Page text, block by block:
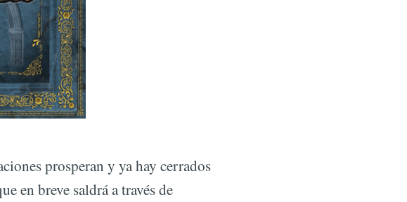
prosperan y ya hay cerrados
en breve saldrá a través de